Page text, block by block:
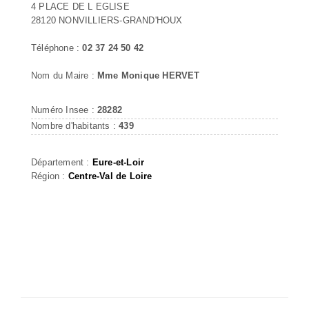
4 PLACE DE L EGLISE
28120 NONVILLIERS-GRAND'HOUX
Téléphone :02 37 24 50 42
Nom du Maire : Mme Monique HERVET
Numéro Insee : 28282
Nombre d'habitants :439
Département : Eure-et-Loir
Région : Centre-Val de Loire